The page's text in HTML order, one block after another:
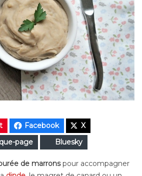
Facebook
X
page Bluesky
de marronspour accompagner